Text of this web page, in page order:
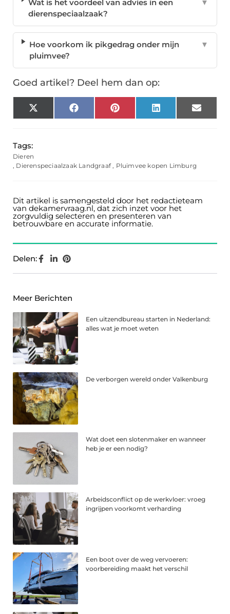
Wat is het voordeel van advies in een
dierenspeciaalzaak?
▼
Hoe voorkom ik pikgedrag onder mijn
pluimvee?
▼
Goed artikel? Deel hem dan op:
X
(Twitter)
FacebookPinterest LinkedIn Email
Tags:
Dieren
, Dierenspeciaalzaak Landgraaf, Pluimvee kopen Limburg
Dit artikel is samengesteld door het redactieteam
van dekamervraag.nl, dat zich inzet voor het
zorgvuldig selecteren en presenteren van
betrouwbare en accurate informatie.
Delen:
Meer Berichten
Een uitzendbureau starten in Nederland:
alles wat je moet weten
De verborgen wereld onder Valkenburg
Wat doet een slotenmaker en wanneer
heb je er een nodig?
Arbeidsconflict op de werkvloer: vroeg
ingrijpen voorkomt verharding
Een boot over de weg vervoeren:
voorbereiding maakt het verschil